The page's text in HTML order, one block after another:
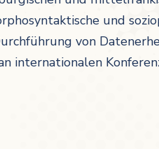
und
von
internationalen